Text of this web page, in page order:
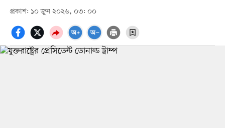
প্রকাশ: ১০ জুন ২০২৬, ০৩: ০০